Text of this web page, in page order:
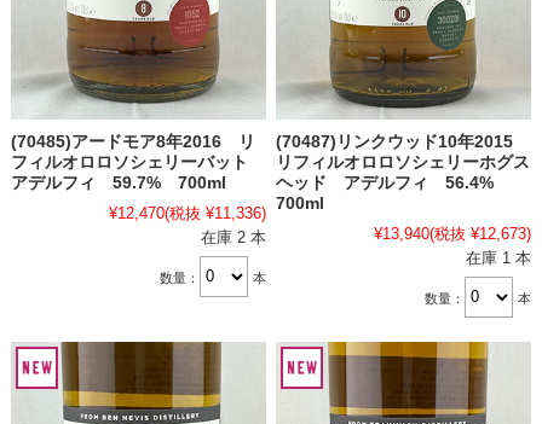
(70485)アードモア8年2016 リ
フィルオロロソシェリーバット
アデルフィ 59.7% 700ml
¥12,470(税抜 ¥11,336)
在庫 2 本
数量： 本
(70487)リンクウッド10年2015
リフィルオロロソシェリーホグス
ヘッド アデルフィ 56.4%
700ml
¥13,940(税抜 ¥12,673)
在庫 1 本
数量： 本